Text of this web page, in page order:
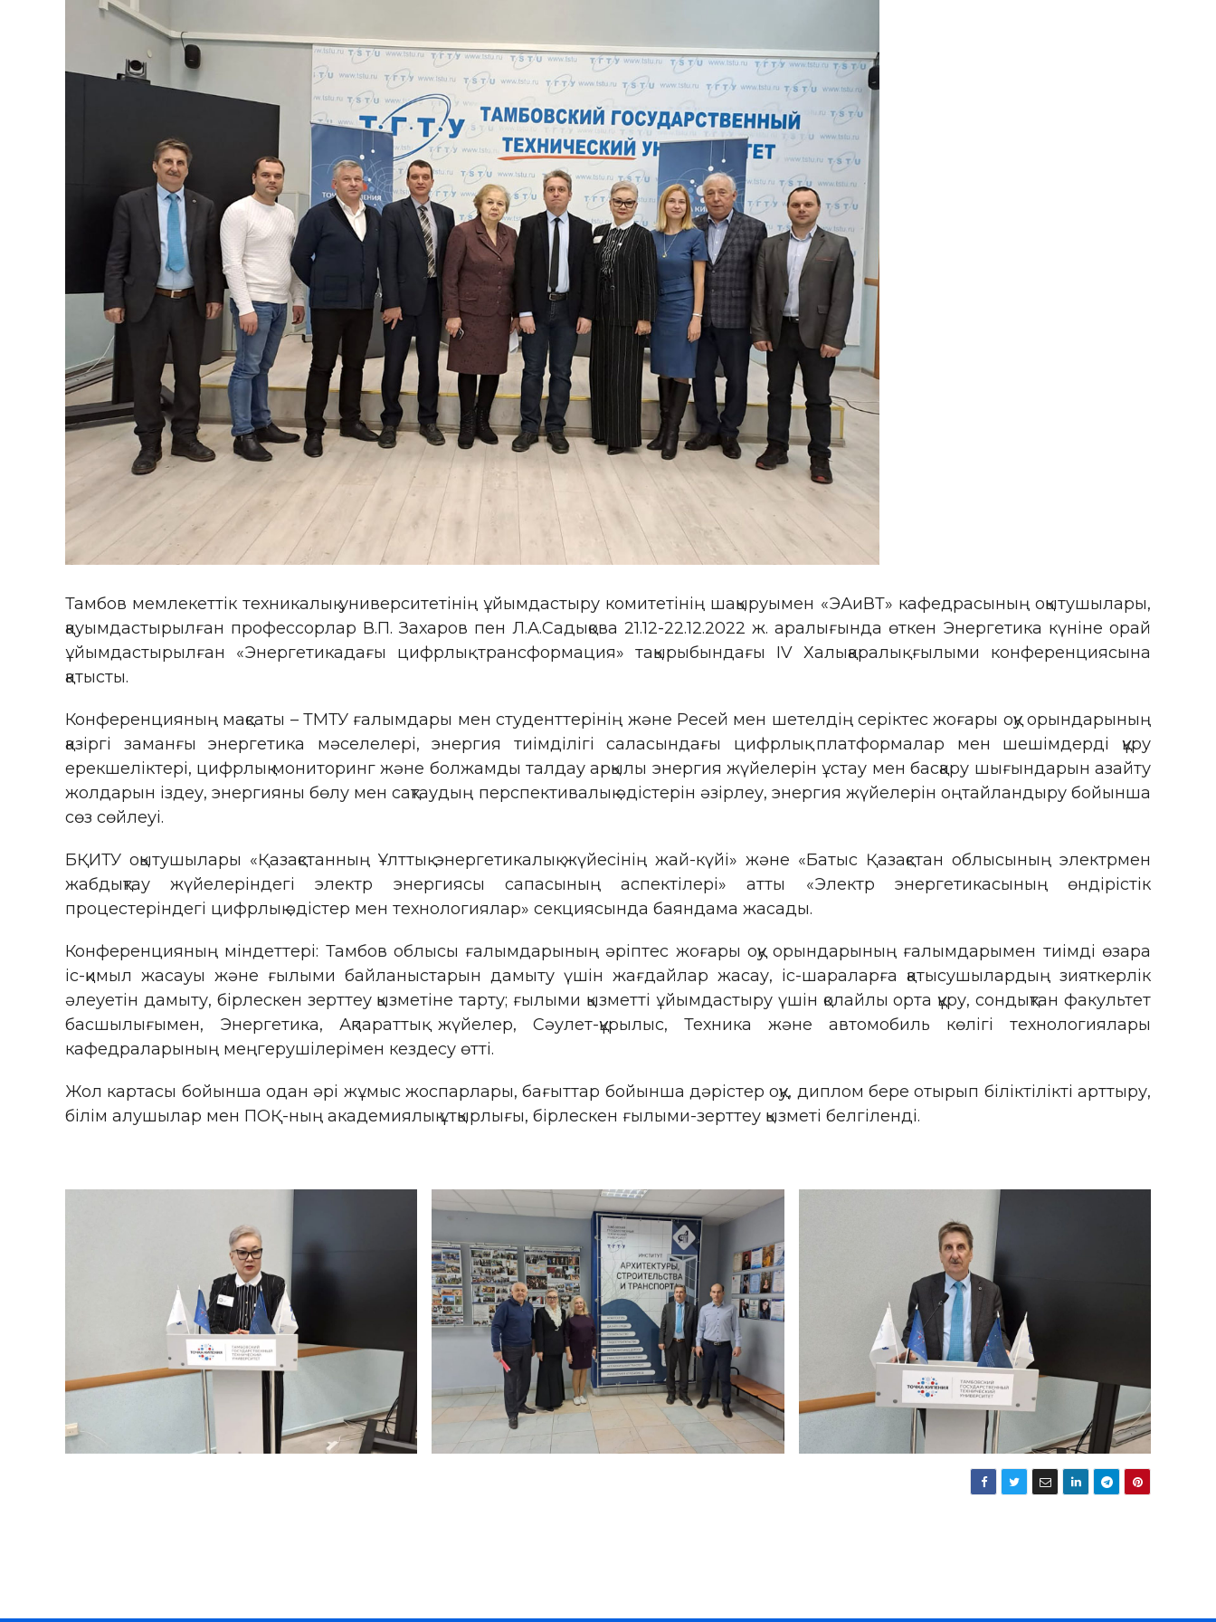
Тамбов мемлекеттік техникалық университетінің ұйымдастыру комитетінің шақыруымен «ЭАиВТ» кафедрасының оқытушылары,
қауымдастырылған профессорлар В.П. Захаров пен Л.А.Садықова 21.12-22.12.2022 ж. аралығында өткен Энергетика күніне орай
ұйымдастырылған «Энергетикадағы цифрлық трансформация» тақырыбындағы IV Халықаралық ғылыми конференциясына
қатысты.
Конференцияның мақсаты – ТМТУ ғалымдары мен студенттерінің және Ресей мен шетелдің серіктес жоғары оқу орындарының
қазіргі заманғы энергетика мәселелері, энергия тиімділігі саласындағы цифрлық платформалар мен шешімдерді құру
ерекшеліктері, цифрлық мониторинг және болжамды талдау арқылы энергия жүйелерін ұстау мен басқару шығындарын азайту
жолдарын іздеу, энергияны бөлу мен сақтаудың перспективалық әдістерін әзірлеу, энергия жүйелерін оңтайландыру бойынша
сөз сөйлеуі.
БҚИТУ оқытушылары «Қазақстанның Ұлттық энергетикалық жүйесінің жай-күйі» және «Батыс Қазақстан облысының электрмен
жабдықтау жүйелеріндегі электр энергиясы сапасының аспектілері» атты «Электр энергетикасының өндірістік
процестеріндегі цифрлық әдістер мен технологиялар» секциясында баяндама жасады.
Конференцияның міндеттері: Тамбов облысы ғалымдарының әріптес жоғары оқу орындарының ғалымдарымен тиімді өзара
іс-қимыл жасауы және ғылыми байланыстарын дамыту үшін жағдайлар жасау, іс-шараларға қатысушылардың зияткерлік
әлеуетін дамыту, бірлескен зерттеу қызметіне тарту; ғылыми қызметті ұйымдастыру үшін қолайлы орта құру, сондықтан факультет
басшылығымен, Энергетика, Ақпараттық жүйелер, Сәулет-құрылыс, Техника және автомобиль көлігі технологиялары
кафедраларының меңгерушілерімен кездесу өтті.
Жол картасы бойынша одан әрі жұмыс жоспарлары, бағыттар бойынша дәрістер оқу, диплом бере отырып біліктілікті арттыру,
білім алушылар мен ПОҚ-ның академиялық ұтқырлығы, бірлескен ғылыми-зерттеу қызметі белгіленді.